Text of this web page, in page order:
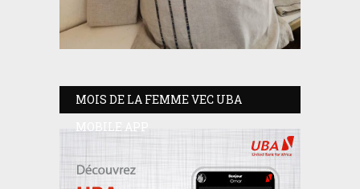
MOIS DE LA FEMME VEC UBA
MOBILE APP